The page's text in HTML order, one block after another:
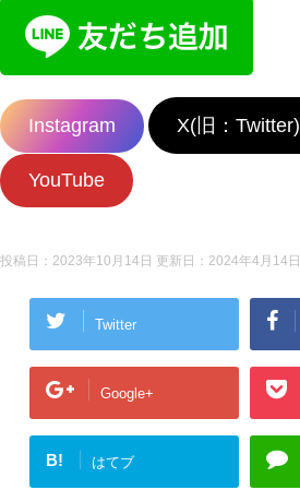
Instagram X(旧：Twitter)
YouTube
投稿日：2023年10月14日 更新日： 2024年4月14日
Twitter
Google+
B! はてブ